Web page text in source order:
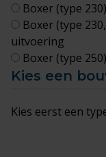
Boxer (type
Boxer (type
uitvoering
Boxer (type
Kies een
Kies eerst een